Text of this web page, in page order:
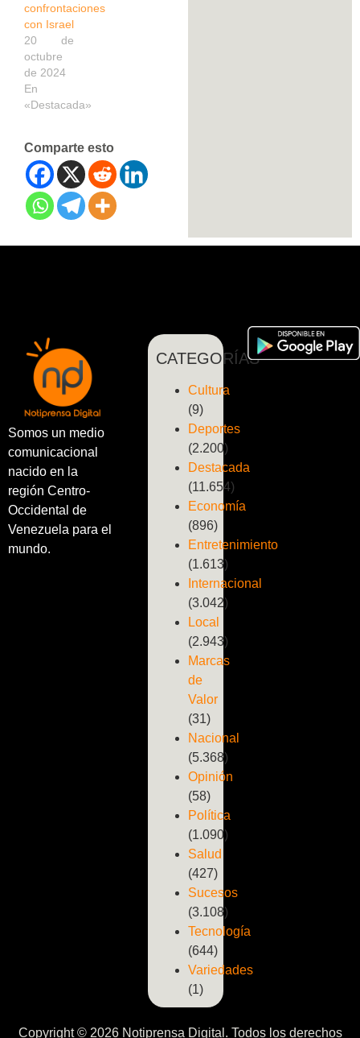
confrontaciones
con Israel
20 de
octubre
de 2024
En
«Destacada»
Comparte esto
Somos un medio
comunicacional
nacido en la
región Centro-
Occidental de
Venezuela para el
mundo.
CATEGORÍAS
Cultura
(9)
Deportes
(2.200)
Destacada
(11.654)
Economía
(896)
Entretenimiento
(1.613)
Internacional
(3.042)
Local
(2.943)
Marcas
de
Valor
(31)
Nacional
(5.368)
Opinión
(58)
Política
(1.090)
Salud
(427)
Sucesos
(3.108)
Tecnología
(644)
Variedades
(1)
Copyright © 2026 Notiprensa Digital. Todos los derechos